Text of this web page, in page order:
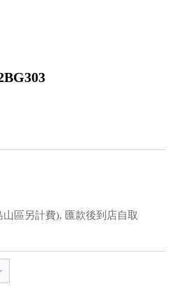
區另計費), 匯款後到店自取